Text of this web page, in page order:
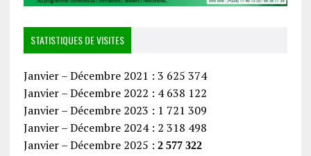
STATISTIQUES DE VISITES
Janvier – Décembre 2021 : 3 625 374
Janvier – Décembre 2022 : 4 638 122
Janvier – Décembre 2023 : 1 721 309
Janvier – Décembre 2024 : 2 318 498
Janvier – Décembre 2025 : 2 577 322